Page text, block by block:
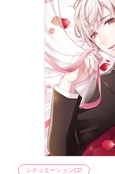
シチュエーションCD